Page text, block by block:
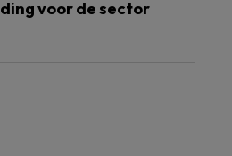
voor de sector